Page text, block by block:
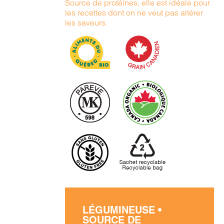
Source de protéines, elle est idéale pour
les recettes dont on ne veut pas altérer
les saveurs.
LÉGUMINEUSE •
SOURCE DE